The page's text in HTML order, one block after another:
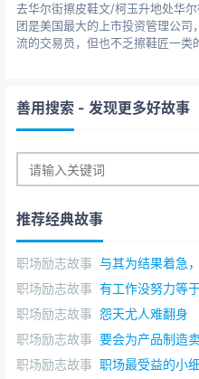
去华尔街擦皮鞋文/柯玉升地处华
团是美国最大的上市投资管理公司
流的交易员，但也不乏擦鞋匠一类
善用搜索 - 发现更多好故事
推荐经典故事
职场励志故事 与其为结果着急
职场励志故事 有工作没努力等
职场励志故事 怨天尤人难翻身
职场励志故事 要会为产品制造
职场励志故事 职场最受益的小